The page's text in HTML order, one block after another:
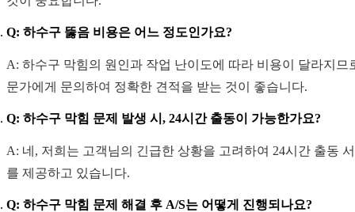
Q: 하수구 뚫음 비용은 어느 정도인가요?
A: 하수구 막힘의 원인과 작업 난이도에 따라 비용이 달라지므
문가에게 문의하여 정확한 견적을 받는 것이 좋습니다.
Q: 하수구 막힘 문제 발생 시, 24시간 출동이 가능한가요?
A: 네, 저희는 고객님의 긴급한 상황을 고려하여 24시간 출동
를 제공하고 있습니다.
Q: 하수구 막힘 문제 해결 후 A/S는 어떻게 진행되나요?